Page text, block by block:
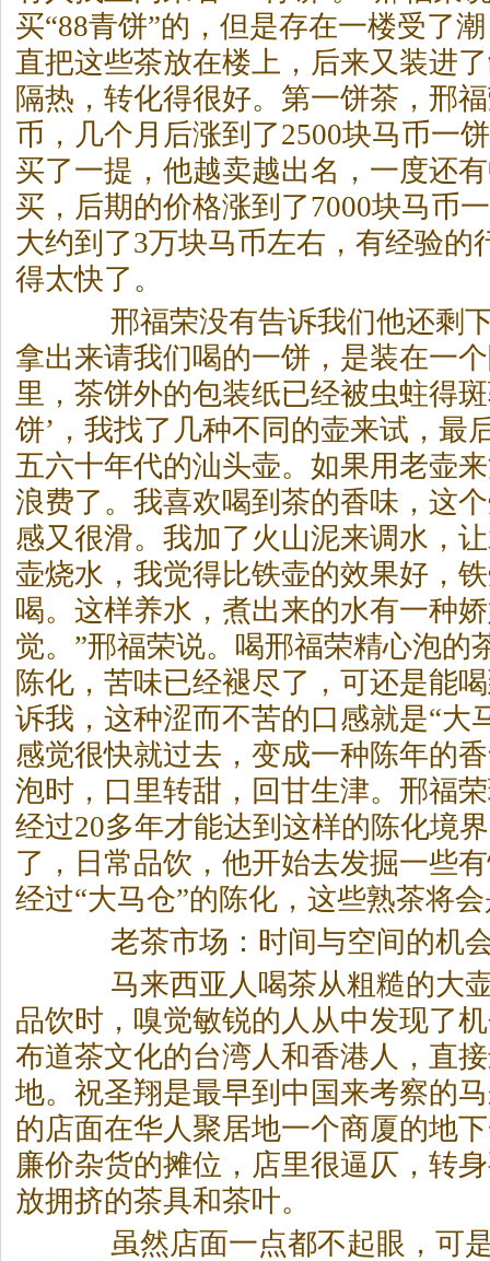
买“88青饼”的，但是存在一楼受了
直把这些茶放在楼上，后来又装进
隔热，转化得很好。第一饼茶 ，邢
币，几个月后涨到了2500块马币一
买了一提，他越卖越出名，一度还
买，后期的价格涨到了7000块马币
大约到了3万块马币左右，有经验的
得太快了。
邢福荣没有告诉我们他还剩下
拿出来请我们喝的一饼，是装在一
里， 茶饼外的包装纸已经被虫蛀得
饼’，我找了几种不同的壶来试，最
五六十年代的汕头壶。如果用老壶
浪费了。我喜欢喝到 茶的香味，这
感又很滑。我加了火山泥来调水，
壶烧水，我觉得比铁壶的效果好，
喝。这样养水，煮出来的水有一种
觉。”邢福荣说。喝邢福荣精心泡的
陈化，苦味已经褪尽了，可还是能
诉我，这种涩而不苦的口感就是“大
感觉很快就过去，变成一种陈年的
泡时，口里转甜，回甘生津。邢福
经过20多年才能达到这样的陈化境
了，日常品饮，他开始去发掘一些
经过“大马仓”的陈化，这些熟茶将
老茶市场：时间与空间的机
马来西亚人喝茶从粗糙的大
品饮时，嗅觉敏锐的人从中发现了
布道茶文化的台湾人和香港人，直
地。祝圣翔是最早到中国来考察的
的店面在华人聚居地一个商厦的地
廉价杂货的摊位，店里很逼仄，转
放拥挤的茶具和茶叶。
虽然店面一点都不起眼，可是